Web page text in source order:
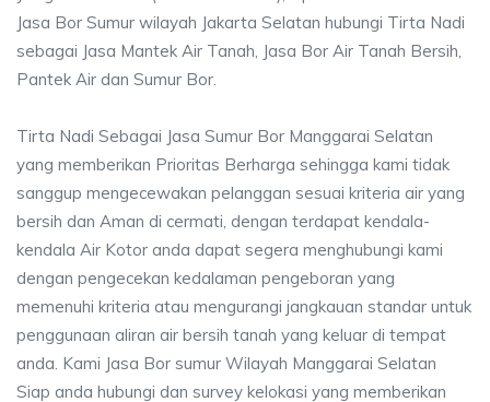
Jasa Bor Sumur wilayah Jakarta Selatan hubungi Tirta Nadi
sebagai Jasa Mantek Air Tanah, Jasa Bor Air Tanah Bersih,
Pantek Air dan Sumur Bor.
Tirta Nadi Sebagai Jasa Sumur Bor Manggarai Selatan
yang memberikan Prioritas Berharga sehingga kami tidak
sanggup mengecewakan pelanggan sesuai kriteria air yang
bersih dan Aman di cermati, dengan terdapat kendala-
kendala Air Kotor anda dapat segera menghubungi kami
dengan pengecekan kedalaman pengeboran yang
memenuhi kriteria atau mengurangi jangkauan standar untuk
penggunaan aliran air bersih tanah yang keluar di tempat
anda. Kami Jasa Bor sumur Wilayah Manggarai Selatan
Siap anda hubungi dan survey kelokasi yang memberikan